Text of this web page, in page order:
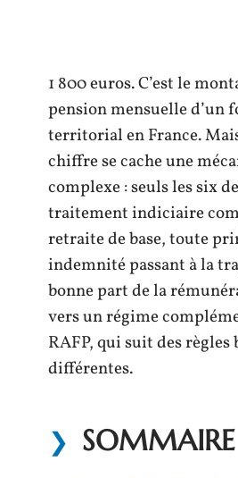
1 800 euros. C’est le
pension mensuelle d’un
territorial en France.
chiffre se cache une
complexe : seuls les six
traitement indiciaire
retraite de base, toute
indemnité passant à la
bonne part de la
vers un régime
RAFP, qui suit des règles
différentes.
SOMMAIRE